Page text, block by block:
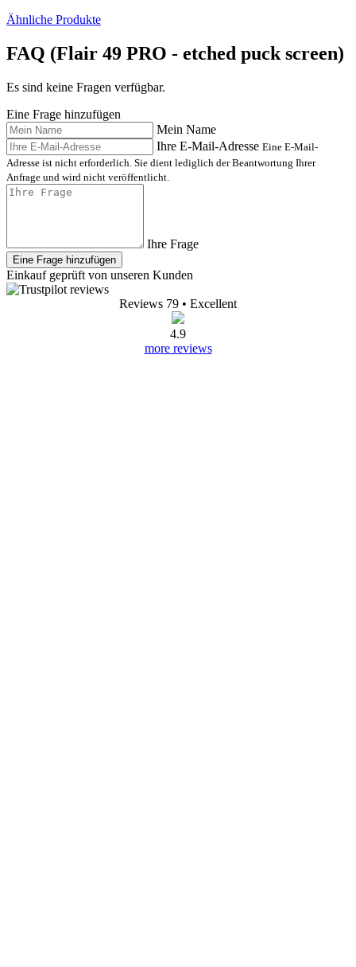
Ähnliche Produkte
FAQ (Flair 49 PRO - etched puck screen)
Es sind keine Fragen verfügbar.
Eine Frage hinzufügen
Mein Name
Ihre E-Mail-Adresse Eine E-Mail-
Adresse ist nicht erforderlich. Sie dient lediglich der Beantwortung Ihrer
Anfrage und wird nicht veröffentlicht.
Ihre Frage
Eine Frage hinzufügen
Einkauf geprüft von unseren Kunden
Reviews 79 • Excellent
4.9
more reviews